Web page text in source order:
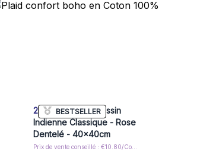
BESTSELLER
2x Housse de Coussin
Indienne Classique - Rose
Dentelé - 40x40cm
Prix de vente conseillé : €10.80/Cover